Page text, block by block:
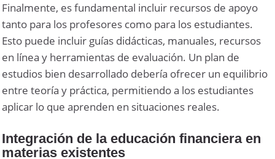
Finalmente, es fundamental incluir recursos de apoyo
tanto para los profesores como para los estudiantes.
Esto puede incluir guías didácticas, manuales, recursos
en línea y herramientas de evaluación. Un plan de
estudios bien desarrollado debería ofrecer un equilibrio
entre teoría y práctica, permitiendo a los estudiantes
aplicar lo que aprenden en situaciones reales.
Integración de la educación financiera en
materias existentes